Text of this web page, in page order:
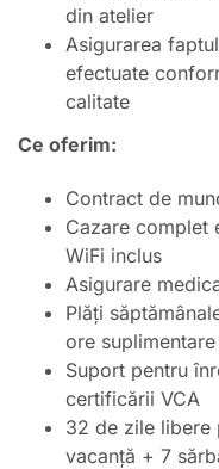
din atelier
Asigurarea
efectuate
calitate
Ce oferim:
Contract de
Cazare complet
WiFi inclus
Asigurare
Plăți
ore suplimentare
Suport pentru
certificării VCA
32 de zile libere
vacanță + 7